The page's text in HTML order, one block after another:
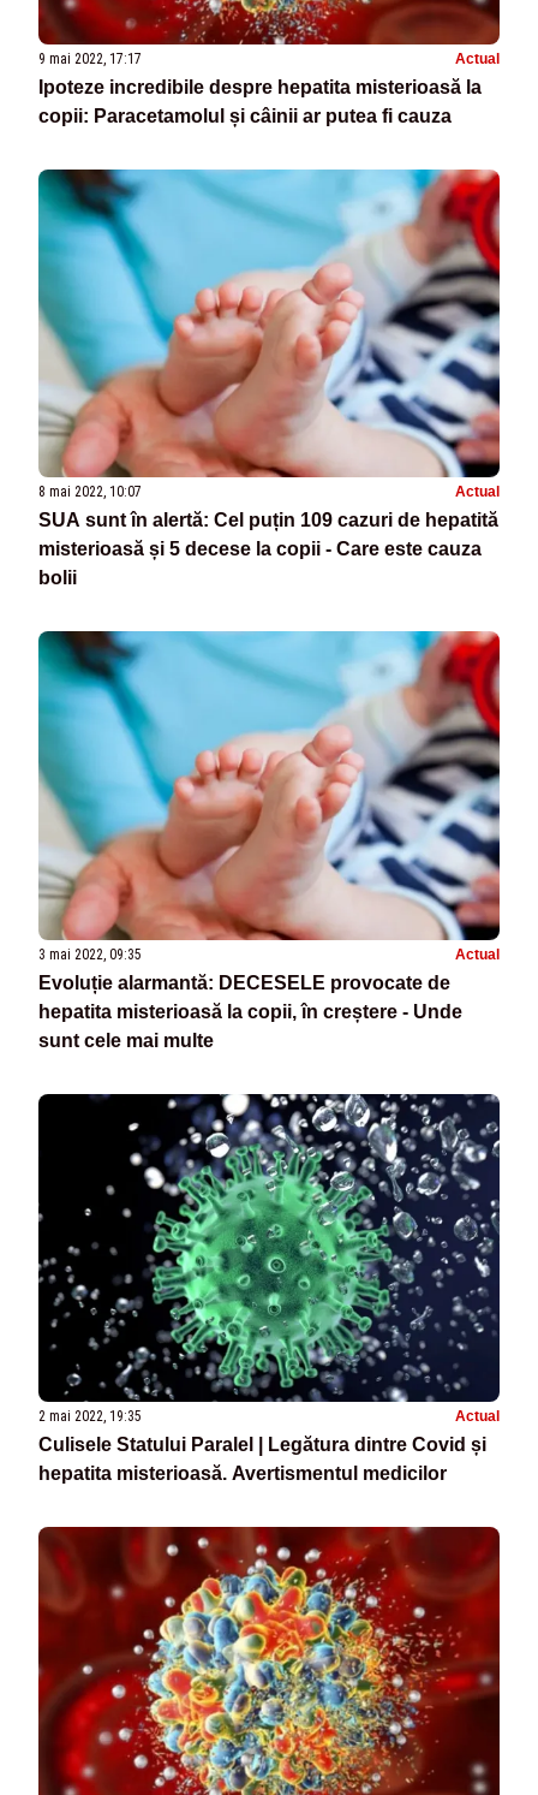
9 mai 2022, 17:17 Actual
Ipoteze incredibile despre hepatita misterioasă la
copii: Paracetamolul și câinii ar putea fi cauza
8 mai 2022, 10:07 Actual
SUA sunt în alertă: Cel puțin 109 cazuri de hepatită
misterioasă și 5 decese la copii - Care este cauza
bolii
3 mai 2022, 09:35 Actual
Evoluție alarmantă: DECESELE provocate de
hepatita misterioasă la copii, în creștere - Unde
sunt cele mai multe
2 mai 2022, 19:35 Actual
Culisele Statului Paralel | Legătura dintre Covid și
hepatita misterioasă. Avertismentul medicilor